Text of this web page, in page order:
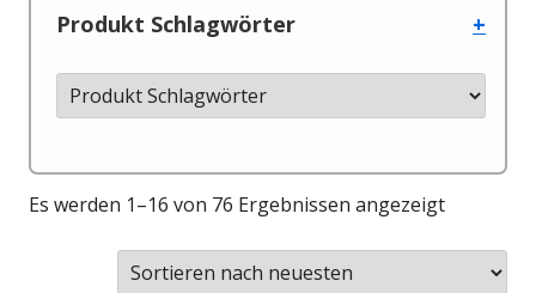
Produkt Schlagwörter +
Es werden 1–16 von 76 Ergebnissen angezeigt